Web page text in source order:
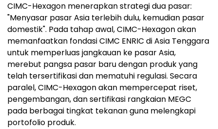
CIMC-Hexagon menerapkan strategi dua pasar:
"Menyasar pasar Asia terlebih dulu, kemudian pasar
domestik". Pada tahap awal, CIMC-Hexagon akan
memanfaatkan fondasi CIMC ENRIC di Asia Tenggara
untuk memperluas jangkauan ke pasar Asia,
merebut pangsa pasar baru dengan produk yang
telah tersertifikasi dan mematuhi regulasi. Secara
paralel, CIMC-Hexagon akan mempercepat riset,
pengembangan, dan sertifikasi rangkaian MEGC
pada berbagai tingkat tekanan guna melengkapi
portofolio produk.